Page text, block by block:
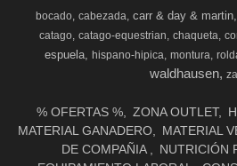
bocado cabezada carr & day & martin
catago catago-equestrian chaqueta
espuela hispano-hipica montura
waldhausen
% OFERTAS % ZONA OUTLET
MATERIAL GANADERO
MATERIAL
DE COMPAÑIA
NUTRICIÓN